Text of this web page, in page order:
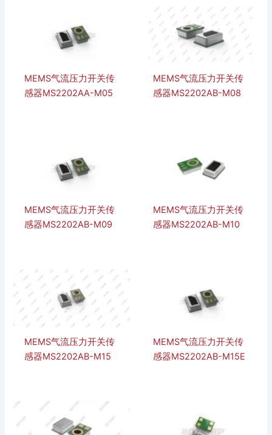
MEMS气流压力开关传
感器MS2202AA-M05
MEMS气流压力开关传
感器MS2202AB-M08
MEMS气流压力开关传
感器MS2202AB-M09
MEMS气流压力开关传
感器MS2202AB-M10
MEMS气流压力开关传
感器MS2202AB-M15
MEMS气流压力开关传
感器MS2202AB-M15E